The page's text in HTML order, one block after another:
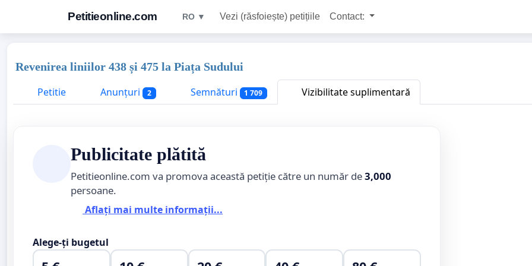
Petitieonline.com RO ▼ Vezi (răsfoiește) petițiile Contact:
Revenirea liniilor 438 și 475 la Piața Sudului
Petitie
Anunțuri 2 Semnături 1 709 Vizibilitate suplimentară
Publicitate plătită
Petitieonline.com va promova această petiție către un număr de3,000
persoane.
Aflați mai multe informații...
Alege-ți bugetul